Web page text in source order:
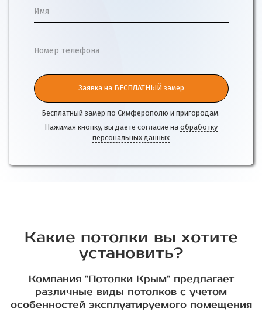
Имя
Номер телефона
Заявка на БЕСПЛАТНЫЙ замер
Бесплатный замер по Симферополю и пригородам.
Нажимая кнопку, вы даете согласие на обработку
персональных данных
Какие потолки вы хотите
установить?
Компания "Потолки Крым" предлагает
различные виды потолков с учетом
особенностей эксплуатируемого помещения